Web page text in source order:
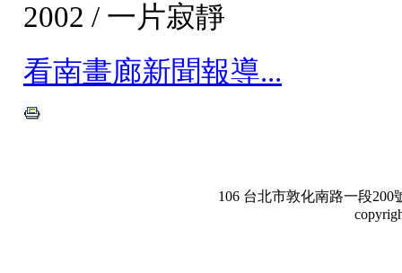
2002 / 一片寂靜
看南畫廊新聞報導...
106 台北市敦化南路一段200